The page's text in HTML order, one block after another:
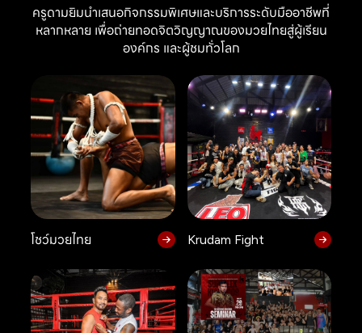
ครูดามยิมนำเสนอกิจกรรมพิเศษและบริการระดับมืออาชีพที่
หลากหลาย เพื่อถ่ายทอดจิตวิญญาณของมวยไทยสู่ผู้เรียน
องค์กร และผู้ชมทั่วโลก
โชว์มวยไทย Krudam Fight